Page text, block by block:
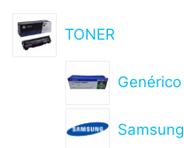
TONER
Genérico
Samsung